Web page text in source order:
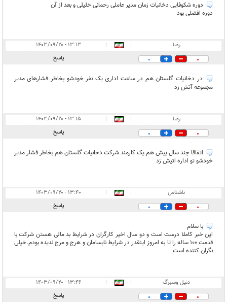
دوره شکوفایی دخانیات زمان مدیر عاملی رحمانی خلیلی و بعد از آن
دوره افضلی بود
رضا |
|
۱۳:۱۳ - ۱۴۰۳/۰۹/۲۰
0
0 پاسخ
در دخانیات گلستان هم در ساعت اداری یک نفر خودشو بخاطر فشارهای مدیر
مجموعه آتش زد
رضا |
|
۱۳:۱۵ - ۱۴۰۳/۰۹/۲۰
0
0 پاسخ
اتفاقا چند سال پیش هم یک کارمند شرکت دخانیات گلستان هم بخاطر فشار مدیر
خودشو تو اداره اتیش زد
ناشناس |
|
۱۳:۴۰ - ۱۴۰۳/۰۹/۲۰
0
0 پاسخ
با سلام
این خبر کاملا درست است و دو سال اخیر کارگران در شرایط بد مالی هستن شرکت با
قدمت 100 ساله را تا به امروز اینقدر در شرایط نابسامان و هرج و مرج ندیده بودم.خیلی
نگران کننده است
دنیل وسبرگ |
|
۱۳:۴۶ - ۱۴۰۳/۰۹/۲۰
0
0 پاسخ